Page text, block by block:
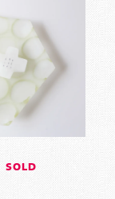
SOLD